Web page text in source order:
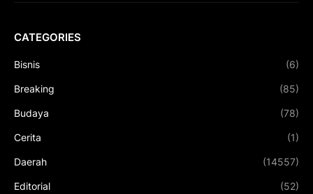
CATEGORIES
Bisnis (6)
Breaking (85)
Budaya (78)
Cerita (1)
Daerah (14557)
Editorial (52)